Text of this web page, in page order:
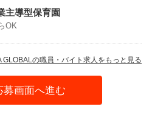
主導型保育園
OK
GLOBALの職員・バイト求人をもっと見る
募画面へ進む